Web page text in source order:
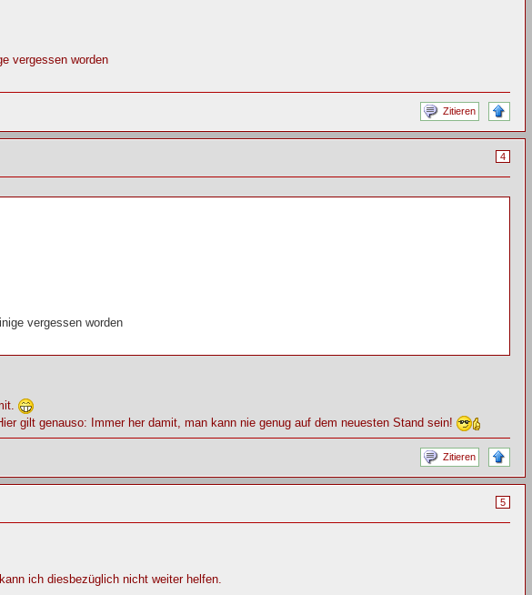
vergessen worden
Zitieren
4
vergessen worden
gilt genauso: Immer her damit, man kann nie genug auf dem neuesten Stand sein!
Zitieren
5
ich diesbezüglich nicht weiter helfen.